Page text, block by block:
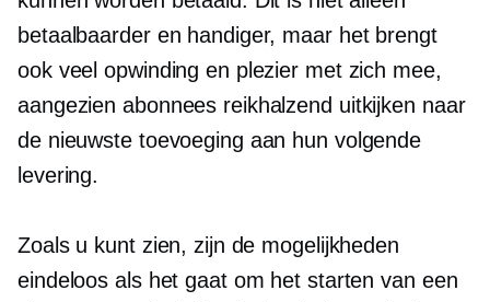
betaalbaarder en handiger, maar het brengt
ook veel opwinding en plezier met zich mee,
aangezien abonnees reikhalzend uitkijken naar
de nieuwste toevoeging aan hun volgende
levering.
Zoals u kunt zien, zijn de mogelijkheden
eindeloos als het gaat om het starten van een